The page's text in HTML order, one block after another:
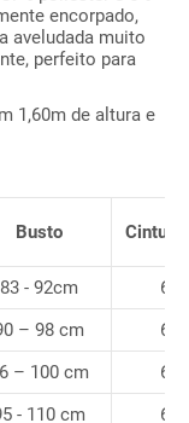
encorpado,
aveludada muito
perfeito para
1,60m de altura e
Busto Cintura
83 - 92cm
66
– 98 cm
67
– 100 cm
69
- 110 cm 69